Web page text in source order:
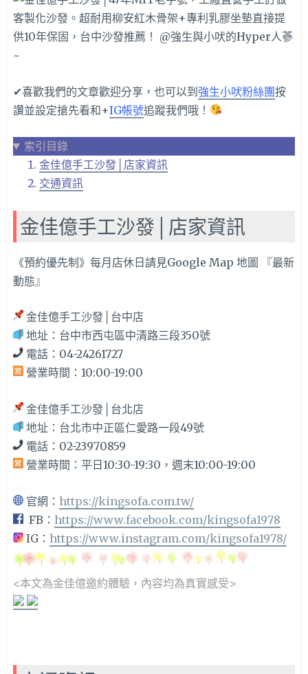
✔喜歡我們的文章歡迎分享，也可以到強生小吠粉絲團按
讚並設定搶先看和+IG帳號追蹤我們哦！
索引目錄
金佳億手工沙發│店家資訊
交通資訊
金佳億手工沙發│店家資訊
《預約優先制》每月店休日請見Google Map 地圖 『最新
動態』
金佳億手工沙發│台中店
地址：台中市西屯區中清路三段350號
電話：04-24261727
營業時間：10:00-19:00
金佳億手工沙發│台北店
地址：台北市中正區仁愛路一段49號
電話：02-23970859
營業時間：平日10:30-19:30，週末10:00-19:00
官網： https://kingsofa.com.tw/
FB： https://www.facebook.com/kingsofa1978
IG： https://www.instagram.com/kingsofa1978/
<本文為金佳億邀約體驗 ，內容均為真實感受>